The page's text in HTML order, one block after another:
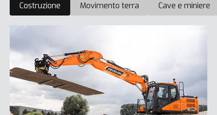
Costruzione Movimento terra Cave e miniere